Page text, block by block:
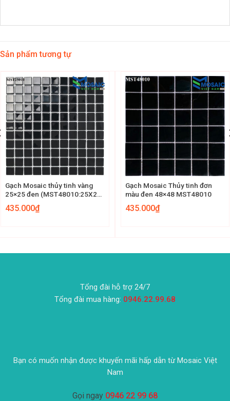
Sản phẩm tương tự
Gạch Mosaic thủy tinh vàng
25×25 đen (MST48010:25X25)
MST 25010
435.000₫
Gạch Mosaic Thủy tinh đơn
màu đen 48×48 MST48010
435.000₫
Tổng đài hỗ trợ 24/7
Tổng đài mua hàng: 0946.22.99.68
Bạn có muốn nhận được khuyến mãi hấp dẫn từ Mosaic Việt
Nam
Gọi ngay 0946 22 99 68